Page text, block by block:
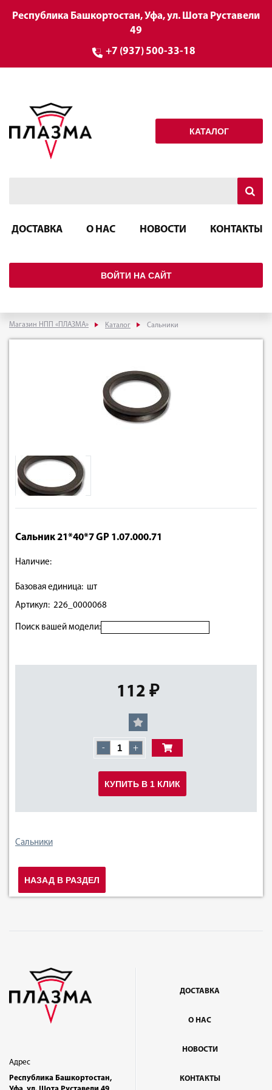
Республика Башкортостан, Уфа, ул. Шота Руставели
49
+7 (937) 500-33-18
КАТАЛОГ
ДОСТАВКА О НАС НОВОСТИ КОНТАКТЫ
ВОЙТИ НА САЙТ
Магазин НПП «ПЛАЗМА» Каталог Сальники
Сальник 21*40*7 GP 1.07.000.71
Наличие:
Базовая единица: шт
Артикул: 226_0000068
Поиск вашей модели:
112 ₽
- +
КУПИТЬ В 1 КЛИК
Сальники
НАЗАД В РАЗДЕЛ
Адрес
Республика Башкортостан,
ДОСТАВКА
О НАС
НОВОСТИ
КОНТАКТЫ